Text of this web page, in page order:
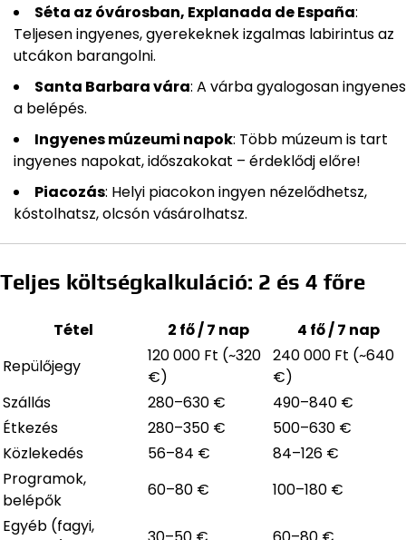
Séta az óvárosban, Explanada de España:
Teljesen ingyenes, gyerekeknek izgalmas labirintus az
utcákon barangolni.
Santa Barbara vára: A várba gyalogosan ingyenes
a belépés.
Ingyenes múzeumi napok: Több múzeum is tart
ingyenes napokat, időszakokat – érdeklődj előre!
Piacozás: Helyi piacokon ingyen nézelődhetsz,
kóstolhatsz, olcsón vásárolhatsz.
Teljes költségkalkuláció: 2 és 4 főre
Tétel 2 fő / 7 nap
4 fő / 7 nap
Repülőjegy
120 000 Ft (~320
€)
240 000 Ft (~640
€)
Szállás
280–630 €
490–840 €
Étkezés
280–350 €
500–630 €
Közlekedés
56–84 €
84–126 €
Programok,
belépők
60–80 €
100–180 €
Egyéb (fagyi,